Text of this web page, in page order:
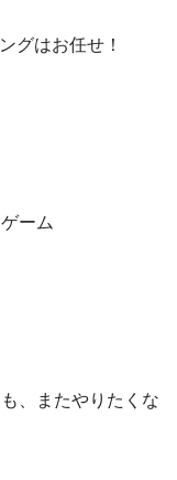
グはお任せ！
ーム
、またやりたくな